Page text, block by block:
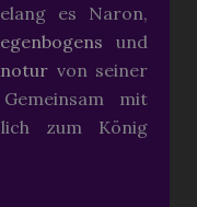
es Naron,
und
von seiner
mit
zum König